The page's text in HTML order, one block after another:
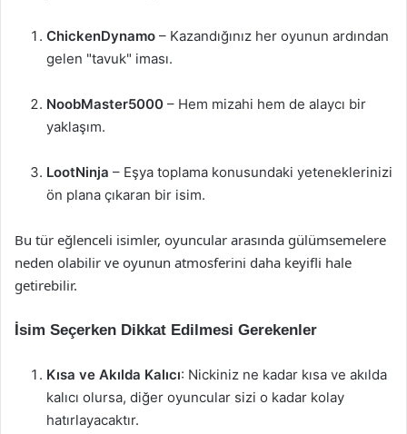
ChickenDynamo – Kazandığınız her oyunun ardından
gelen "tavuk" iması.
NoobMaster5000 – Hem mizahi hem de alaycı bir
yaklaşım.
LootNinja – Eşya toplama konusundaki yeteneklerinizi
ön plana çıkaran bir isim.
Bu tür eğlenceli isimler, oyuncular arasında gülümsemelere
neden olabilir ve oyunun atmosferini daha keyifli hale
getirebilir.
İsim Seçerken Dikkat Edilmesi Gerekenler
Kısa ve Akılda Kalıcı: Nickiniz ne kadar kısa ve akılda
kalıcı olursa, diğer oyuncular sizi o kadar kolay
hatırlayacaktır.